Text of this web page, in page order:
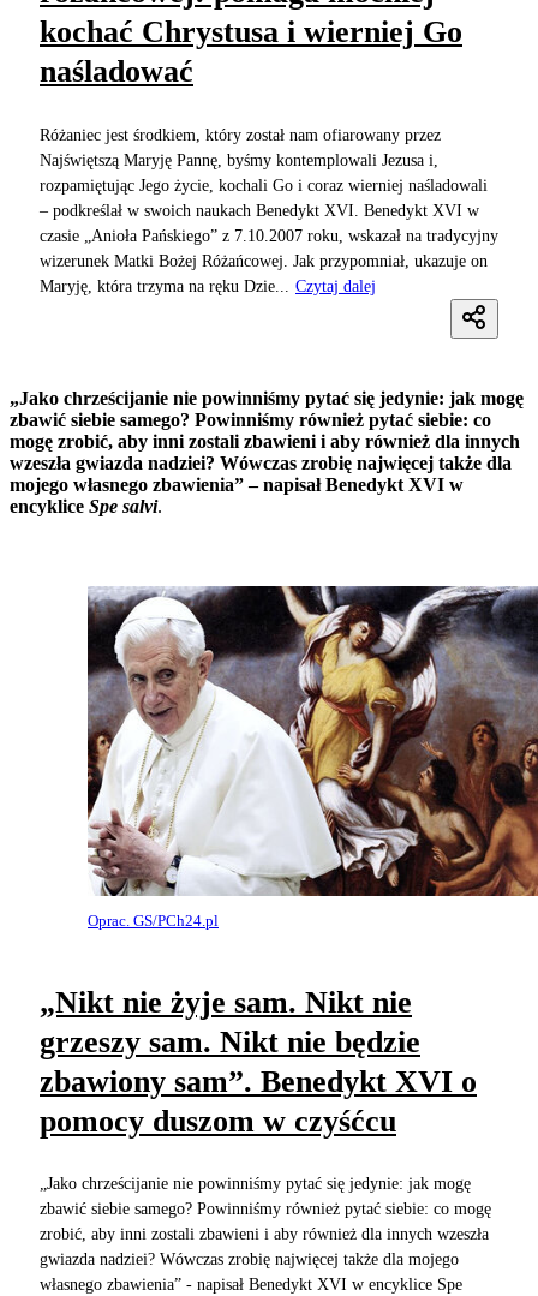
kochać Chrystusa i wierniej Go
naśladować
Różaniec jest środkiem, który został nam ofiarowany przez
Najświętszą Maryję Pannę, byśmy kontemplowali Jezusa i,
rozpamiętując Jego życie, kochali Go i coraz wierniej naśladowali
– podkreślał w swoich naukach Benedykt XVI. Benedykt XVI w
czasie „Anioła Pańskiego” z 7.10.2007 roku, wskazał na tradycyjny
wizerunek Matki Bożej Różańcowej. Jak przypomniał, ukazuje on
Maryję, która trzyma na ręku Dzie...
Czytaj dalej
„Jako chrześcijanie nie powinniśmy pytać się jedynie: jak mogę
zbawić siebie samego? Powinniśmy również pytać siebie: co
mogę zrobić, aby inni zostali zbawieni i aby również dla innych
wzeszła gwiazda nadziei? Wówczas zrobię najwięcej także dla
mojego własnego zbawienia” – napisał Benedykt XVI w
encyklice Spe salvi.
Oprac. GS/PCh24.pl
„Nikt nie żyje sam. Nikt nie
grzeszy sam. Nikt nie będzie
zbawiony sam”. Benedykt XVI o
pomocy duszom w czyśćcu
„Jako chrześcijanie nie powinniśmy pytać się jedynie: jak mogę
zbawić siebie samego? Powinniśmy również pytać siebie: co mogę
zrobić, aby inni zostali zbawieni i aby również dla innych wzeszła
gwiazda nadziei? Wówczas zrobię najwięcej także dla mojego
własnego zbawienia” - napisał Benedykt XVI w encyklice Spe